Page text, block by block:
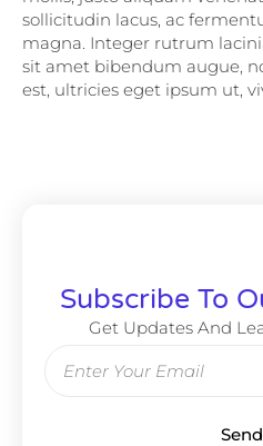
sollicitudin lacus, ac
magna. Integer rutrum
sit amet bibendum augue,
est, ultricies eget ipsum ut,
Subscribe To
Get Updates And
Send